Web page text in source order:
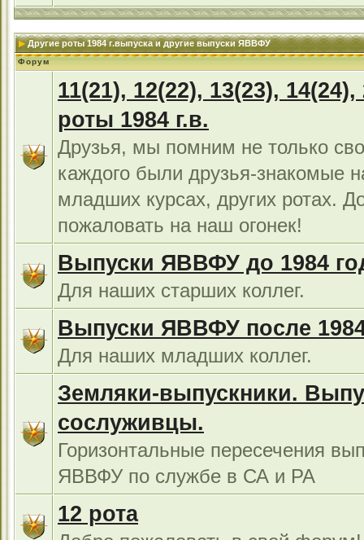
Другие роты 1984 г.выпуска и другие выпуски ЯВВФУ
Форум
11(21), 12(22), 13(23),
роты 1984 г.в.
Друзья, мы помним не только
каждого были друзья-знакомые
младших курсах, других ротах.
пожаловать на наш огонек!
Выпуски ЯВВФУ до 1984
Для наших старших коллег.
Выпуски ЯВВФУ после
Для наших младших коллег.
Земляки-выпускники.
сослуживцы.
Горизонтальные пересечения
ЯВВФУ по службе в СА и РА
12 рота